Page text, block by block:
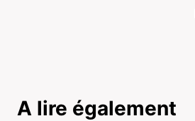
A lire également